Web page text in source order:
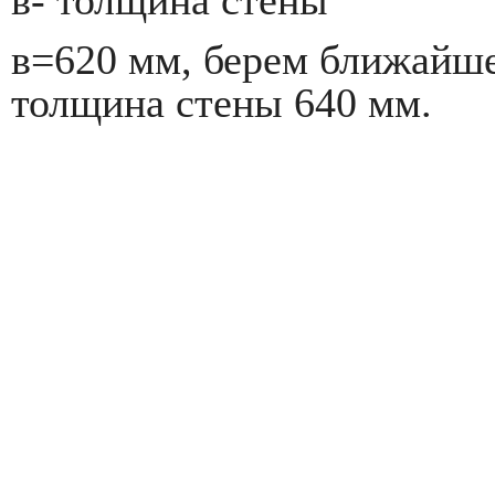
в=620 мм, берем
толщина стены 640 мм.